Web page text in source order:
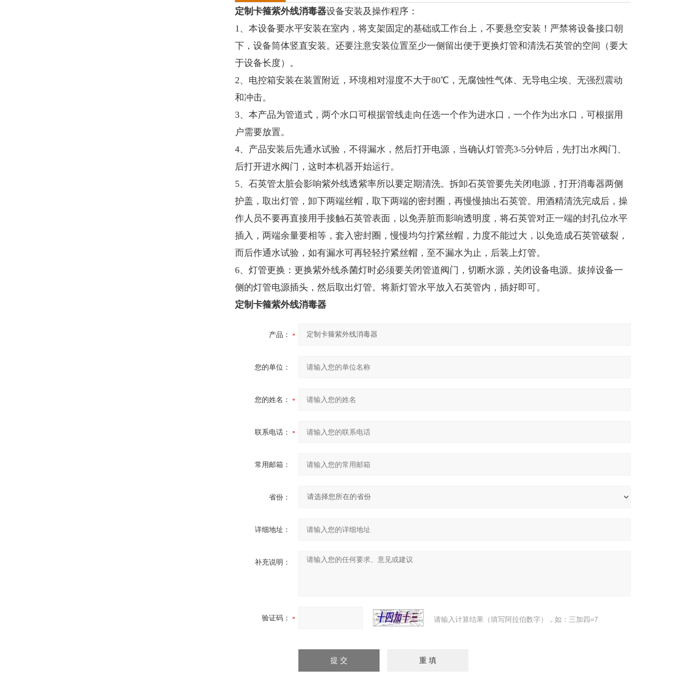
定制卡箍紫外线消毒器设备安装及操作程序：
1、本设备要水平安装在室内，将支架固定的基础或工作台上，不要悬空安装！严禁将设备接口朝
下，设备筒体竖直安装。还要注意安装位置至少一侧留出便于更换灯管和清洗石英管的空间（要大
于设备长度）。
2、电控箱安装在装置附近，环境相对湿度不大于80℃，无腐蚀性气体、无导电尘埃、无强烈震动
和冲击。
3、本产品为管道式，两个水口可根据管线走向任选一个作为进水口，一个作为出水口，可根据用
户需要放置。
4、产品安装后先通水试验，不得漏水，然后打开电源，当确认灯管亮3-5分钟后，先打出水阀门、
后打开进水阀门，这时本机器开始运行。
5、石英管太脏会影响紫外线透紫率所以要定期清洗。拆卸石英管要先关闭电源，打开消毒器两侧
护盖，取出灯管，卸下两端丝帽，取下两端的密封圈，再慢慢抽出石英管。用酒精清洗完成后，操
作人员不要再直接用手接触石英管表面，以免弄脏而影响透明度，将石英管对正一端的封孔位水平
插入，两端余量要相等，套入密封圈，慢慢均匀拧紧丝帽，力度不能过大，以免造成石英管破裂，
而后作通水试验，如有漏水可再轻轻拧紧丝帽，至不漏水为止，后装上灯管。
6、灯管更换：更换紫外线杀菌灯时必须要关闭管道阀门，切断水源，关闭设备电源。拔掉设备一
侧的灯管电源插头，然后取出灯管。将新灯管水平放入石英管内，插好即可。
定制卡箍紫外线消毒器
产品：
您的单位：
您的姓名：
联系电话：
常用邮箱：
省份：
详细地址：
补充说明：
验证码： 请输入计算结果（填写阿拉伯数字），如：三加四=7